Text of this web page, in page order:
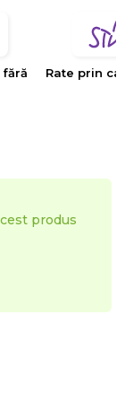
fără
Rate prin
produs